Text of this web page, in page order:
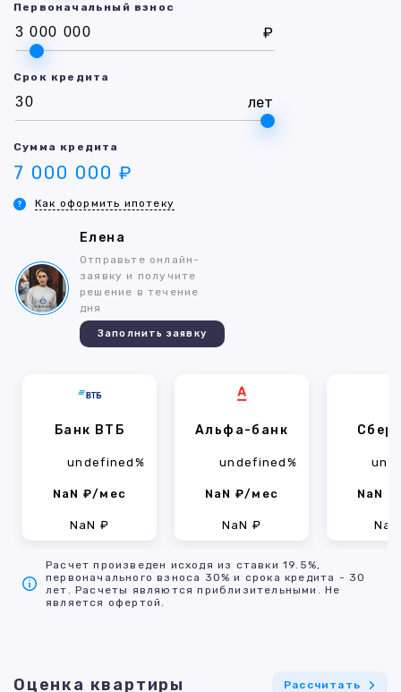
Первоначальный взнос
₽
Срок кредита
лет
Сумма кредита
7 000 000 ₽
Как оформить ипотеку
Елена
Отправьте онлайн-
заявку и получите
решение в течение
дня
Заполнить заявку
Банк ВТБ
undefined%
NaN ₽/мес
NaN ₽
Альфа-банк
undefined%
NaN ₽/мес
NaN ₽
NaN
Расчет произведен исходя из ставки 19.5%,
первоначального взноса 30% и срока кредита - 30
лет. Расчеты являются приблизительными. Не
является офертой.
Оценка квартиры Рассчитать